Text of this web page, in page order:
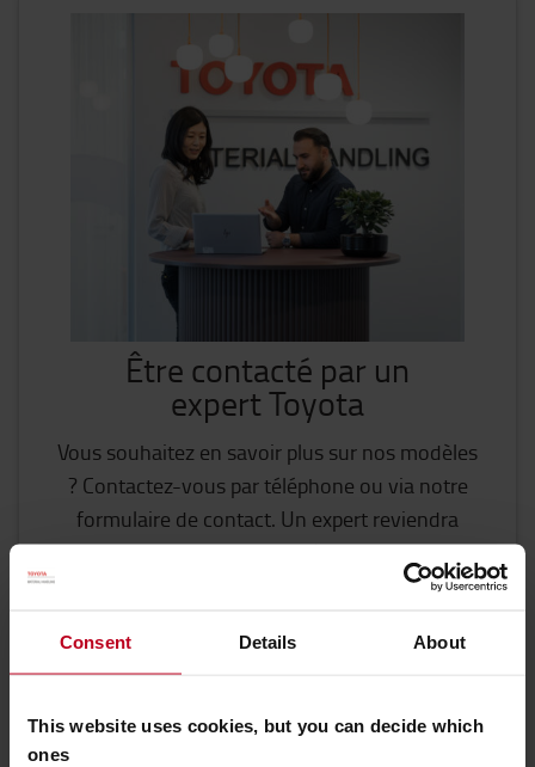
Consent Details About
This website uses cookies, but you can decide which
ones
Être contacté par un
expert Toyota
Vous souhaitez en savoir plus sur nos modèles
? Contactez-vous par téléphone ou via notre
formulaire de contact. Un expert reviendra
rapidement pour vous pour échanger sur votre
CONTACTEZ-NOUS
Comment acheter en ligne